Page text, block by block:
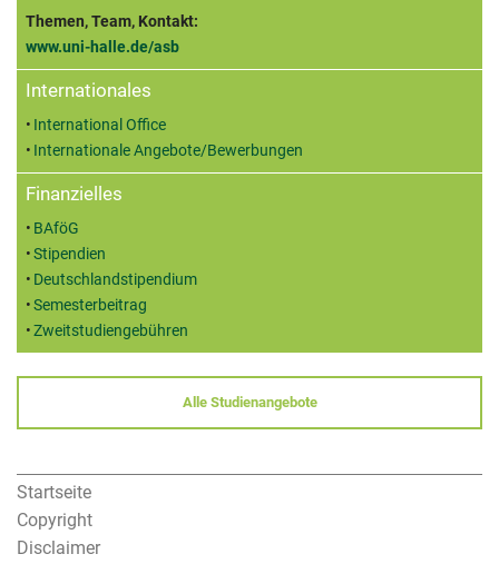
Themen, Team, Kontakt:
www.uni-halle.de/asb
Internationales
International Office
Internationale Angebote/Bewerbungen
Finanzielles
BAföG
Stipendien
Deutschlandstipendium
Semesterbeitrag
Zweitstudiengebühren
Alle Studienangebote
Startseite
Copyright
Disclaimer